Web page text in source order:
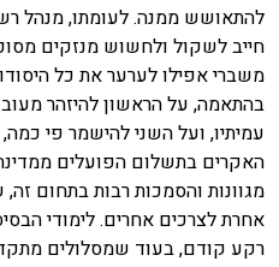
להתאושש ממנה. לעומתו, מנהל
חייב לשקול ולחשוש מנזקים
משברי אפילו לערער את כל
בהתאמה, על הראשון להיזהר
עמיתיו, ועל השני להישמר פי כמה,
האקרים בתשלום הפועלים ממדינה
מגוונות והסמכות רבות בתחום
אחרת לצרכים אחרים. לימודי
רקע קודם, בעוד שמסלולים